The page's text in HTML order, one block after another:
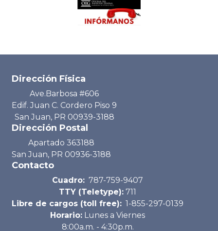
Dirección Física
Ave.Barbosa #606
Edif. Juan C. Cordero Piso 9
San Juan, PR 00939-3188
Dirección Postal
Apartado 363188
San Juan, PR 00936-3188
Contacto
Cuadro: 787-759-9407
TTY (Teletype): 711
Libre de cargos (toll free): 1-855-297-0139
Horario: Lunes a Viernes
8:00a.m. - 4:30p.m.